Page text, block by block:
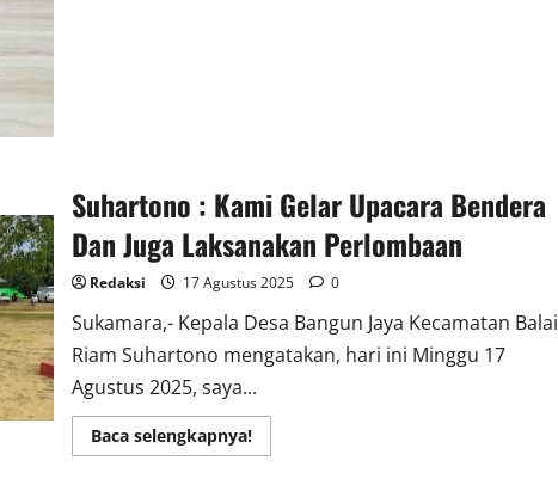
Suhartono : Kami Gelar Upacara Bendera
Dan Juga Laksanakan Perlombaan
Redaksi 17 Agustus 2025 0
Sukamara,- Kepala Desa Bangun Jaya Kecamatan Balai
Riam Suhartono mengatakan, hari ini Minggu 17
Agustus 2025, saya...
Baca selengkapnya!Read
more